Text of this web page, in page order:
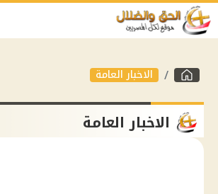
الاخبار العامة
الاخبار العامة